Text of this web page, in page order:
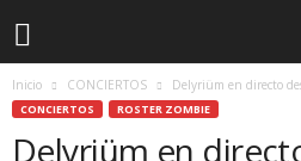
Inicio CONCIERTOS Delyriüm en directo
CONCIERTOS ROSTER ZOMBIE
Delyriüm en